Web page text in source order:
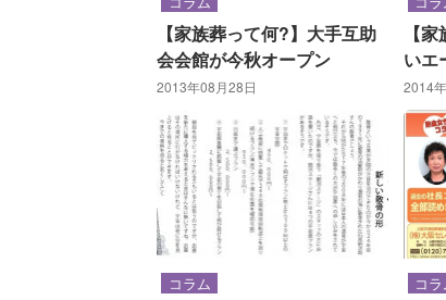
【家族葬って何?】大手互助
会会館が今秋オープン
2013年08月28日
【
いエ
2014
コラム コ